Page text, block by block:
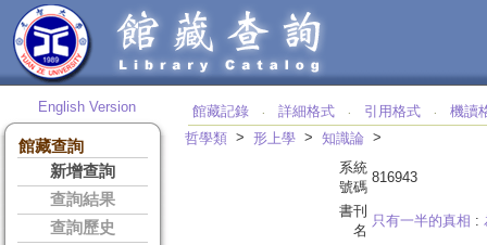
English Version
館藏查詢
新增查詢
查詢結果
查詢歷史
館藏記錄 ‧ 詳細格式 ‧ 引用格式 ‧
機讀
哲學類 > 形上學 > 知識論 >
系統
號碼
816943
書刊
名
只有一半的真相 :